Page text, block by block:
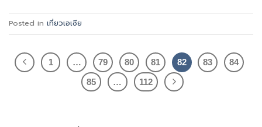
Posted in เที่ยวเอเซีย
1 … 79 80 81 82 83
84
85
… 112